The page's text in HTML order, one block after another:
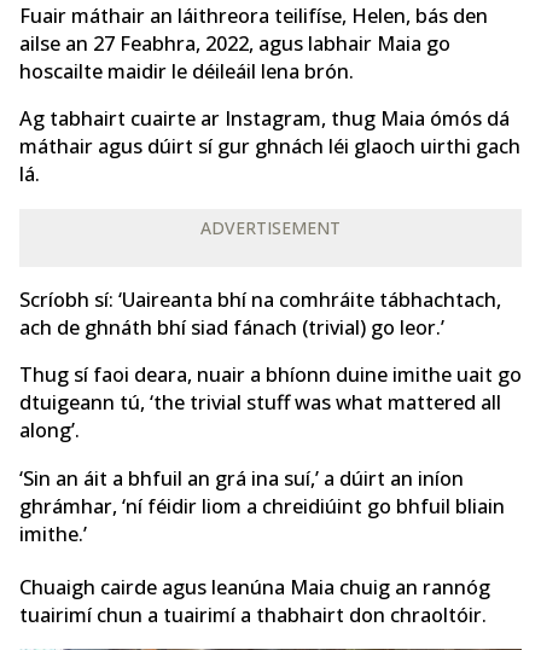
Fuair máthair an láithreora teilifíse, Helen, bás den
ailse an 27 Feabhra, 2022, agus labhair Maia go
hoscailte maidir le déileáil lena brón.
Ag tabhairt cuairte ar Instagram, thug Maia ómós dá
máthair agus dúirt sí gur ghnách léi glaoch uirthi gach
lá.
ADVERTISEMENT
Scríobh sí: ‘Uaireanta bhí na comhráite tábhachtach,
ach de ghnáth bhí siad fánach (trivial) go leor.’
Thug sí faoi deara, nuair a bhíonn duine imithe uait go
dtuigeann tú, ‘the trivial stuff was what mattered all
along’.
‘Sin an áit a bhfuil an grá ina suí,’ a dúirt an iníon
ghrámhar, ‘ní féidir liom a chreidiúint go bhfuil bliain
imithe.’
Chuaigh cairde agus leanúna Maia chuig an rannóg
tuairimí chun a tuairimí a thabhairt don chraoltóir.